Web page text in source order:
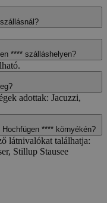
**** szálláshelyen?
adottak: Jacuzzi,
**** környékén?
látnivalókat találhatja:
Stillup Stausee